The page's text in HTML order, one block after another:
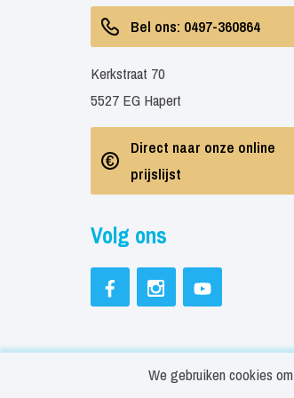
Bel ons: 0497-360864
Kerkstraat 70
5527 EG Hapert
Direct naar onze online
prijslijst
Volg ons
We gebruiken cookies